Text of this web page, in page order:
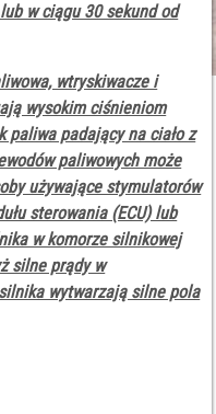
w ciągu 30 sekund od
wtryskiwacze i
wysokim ciśnieniom
paliwa padający na ciało z
paliwowych może
używające stymulatorów
sterowania (ECU) lub
w komorze silnikowej
silne prądy w
wytwarzają silne pola